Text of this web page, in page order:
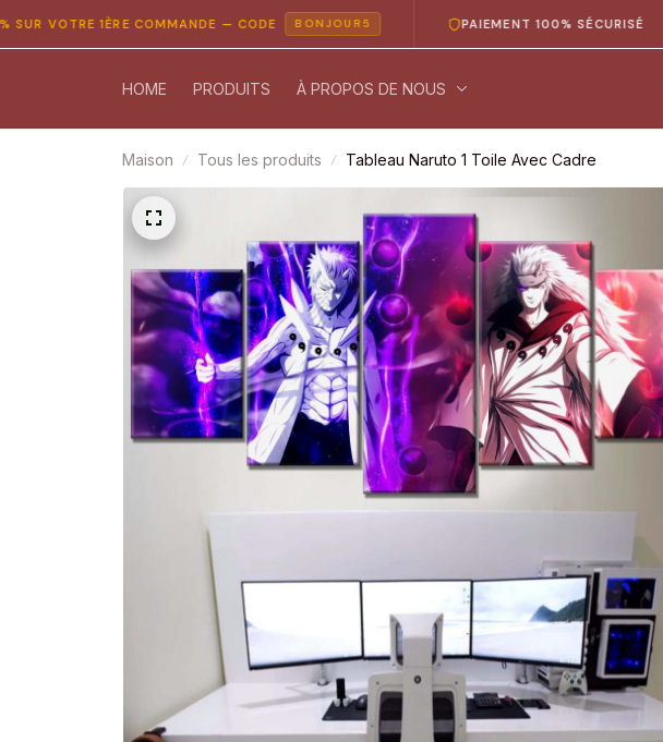
1ÈRE COMMANDE — CODE BONJOUR5 PAIEMENT 100% SÉCURISÉ
HOME PRODUITS À PROPOS DE NOUS
Maison Tous les produits Tableau Naruto 1 Toile Avec Cadre